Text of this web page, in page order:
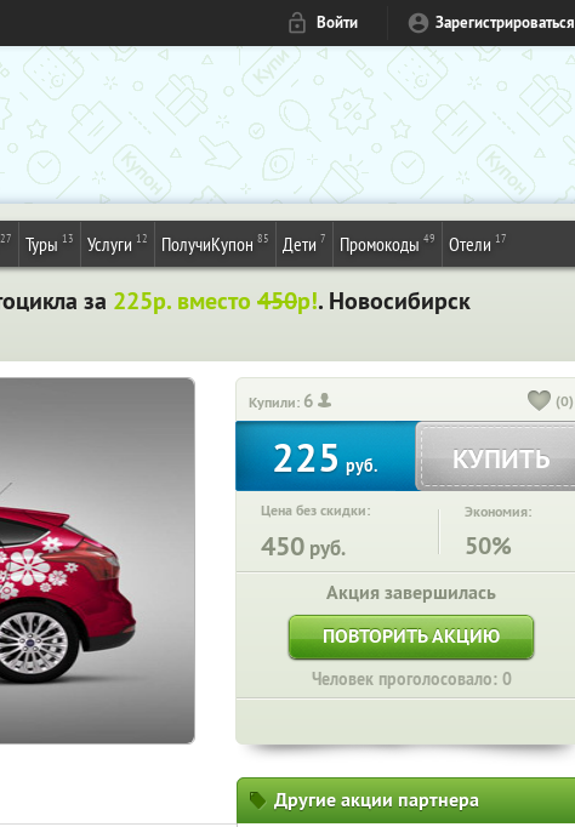
Войти Зарегистрироваться
27 Туры 13 Услуги 12 ПолучиКупон 85 Дети 7 Промокоды 49 Отели 17
за 225р. вместо 450р!. Новосибирск
Купили: 6 (0)
225 руб. КУПИТЬ
Цена без скидки:
450 руб.
Экономия:
50%
Акция завершилась
ПОВТОРИТЬ АКЦИЮ
Человек проголосовало: 0
Другие акции партнера